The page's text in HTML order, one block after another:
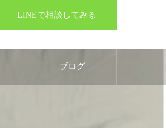
LINEで相談してみる
ブログ